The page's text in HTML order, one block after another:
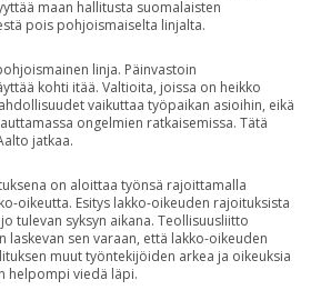
maan hallitusta suomalaisten
pois pohjoismaiselta linjalta.
linja. Päinvastoin
kohti itää. Valtioita, joissa on heikko
vaikuttaa työpaikan asioihin, eikä
ongelmien ratkaisemissa. Tätä
jatkaa.
on aloittaa työnsä rajoittamalla
oikeutta. Esitys lakko-oikeuden rajoituksista
tulevan syksyn aikana. Teollisuusliitto
laskevan sen varaan, että lakko-oikeuden
muut työntekijöiden arkea ja oikeuksia
helpompi viedä läpi.